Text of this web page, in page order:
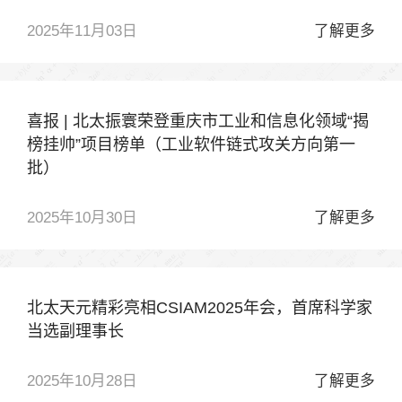
2025年11月03日 了解更多
喜报 | 北太振寰荣登重庆市工业和信息化领域“揭
榜挂帅”项目榜单（工业软件链式攻关方向第一
批）
2025年10月30日 了解更多
北太天元精彩亮相CSIAM2025年会，首席科学家
当选副理事长
2025年10月28日 了解更多